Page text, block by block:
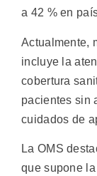
a 42 % en
Actualmente,
incluye la
cobertura
pacientes sin
cuidados de
La OMS
que supone